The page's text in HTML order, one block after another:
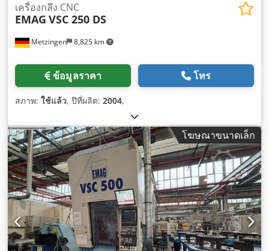
Metzingen 8,825 km
เครื่องกลึง CNC
EMAG VSC 250 DS
ข้อมูลราคา โทร
สภาพ: ใช้แล้ว, ปีที่ผลิต: 2004,
โฆษณาขนาดเล็ก